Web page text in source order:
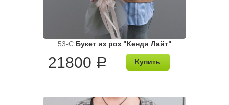
53-C Букет из роз "Кенди Лайт"
21800 a Купить